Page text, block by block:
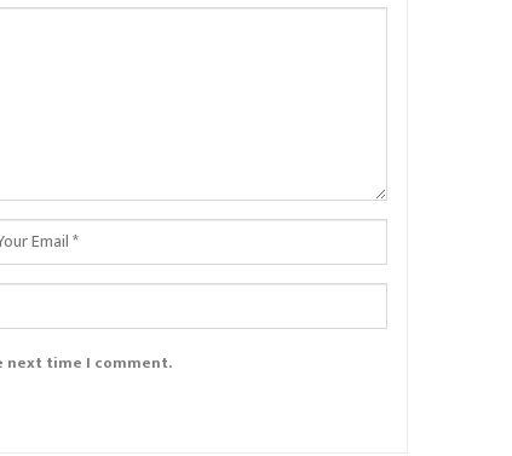
next time I comment.